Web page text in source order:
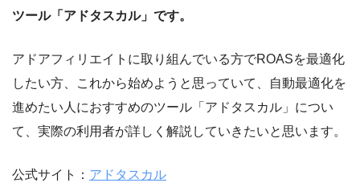
ツール「アドタスカル」です。
アドアフィリエイトに取り組んでいる方でROASを最適化
したい方、これから始めようと思っていて、自動最適化を
進めたい人におすすめのツール「アドタスカル」につい
て、実際の利用者が詳しく解説していきたいと思います。
公式サイト： アドタスカル